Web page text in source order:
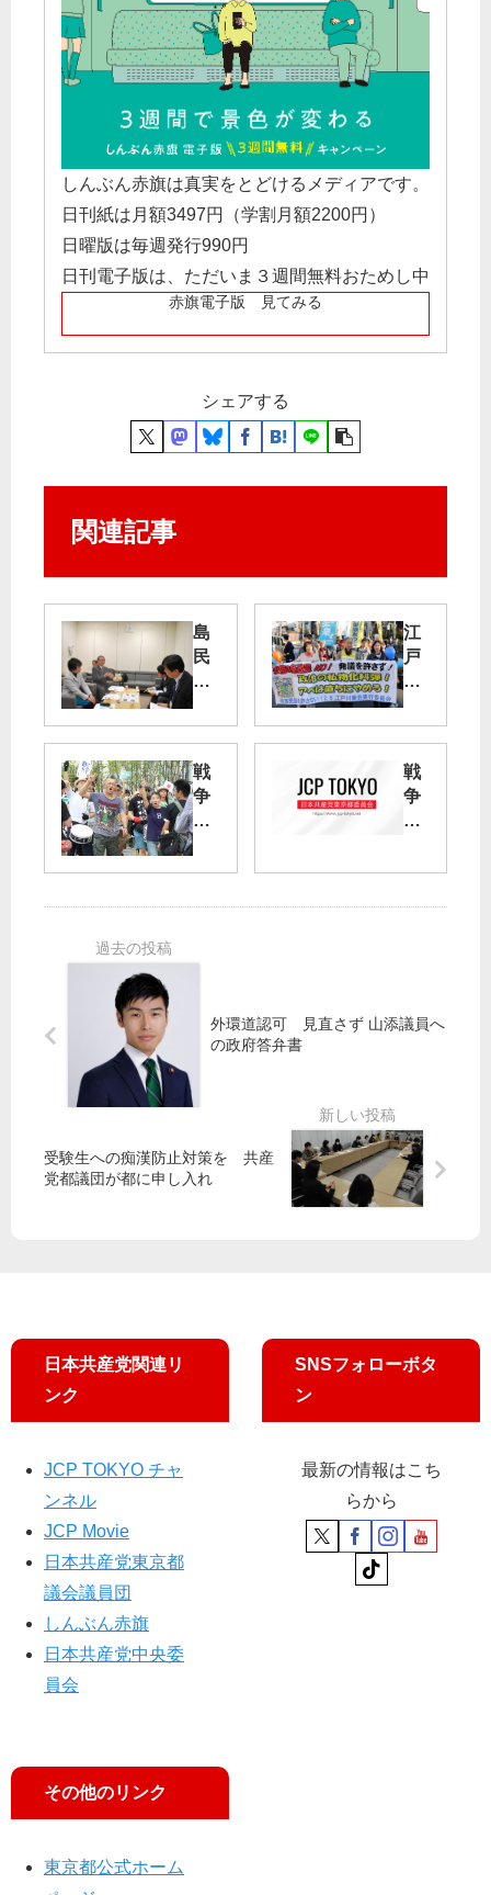
しんぶん赤旗は真実をとどけるメディアです。
日刊紙は月額3497円（学割月額2200円）
日曜版は毎週発行990円
日刊電子版は、ただいま３週間無料おためし中
赤旗電子版 見てみる
シェアする
関連記事
島
民
の
い
け
止
め
望
書
江
戸
川
で
「
憲
発
議
許
・
／
田
村
副
告
戦
争
法
反
地
戦
争
法
は
女
性
宣
伝
に
反
外環道認可 見直さず 山添議員へ
の政府答弁書
受験生への痴漢防止対策を 共産
党都議団が都に申し入れ
日本共産党関連リ
ンク
JCP TOKYO チャ
ンネル
JCP Movie
日本共産党東京都
議会議員団
しんぶん赤旗
日本共産党中央委
員会
その他のリンク
東京都公式ホーム
SNSフォローボタ
ン
最新の情報はこち
らから